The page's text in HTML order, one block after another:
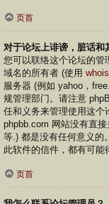
页首
对于论坛上诽谤，脏话和
您可以联络这个论坛的管
域名的所有者 (使用
服务器 (例如 yahoo，
规管理部门。请注意
任和义务来管理使用这个
phpbb.com 网站没有直
等.) 都是没有任何意义的
此软件的信件，都有可能
页首